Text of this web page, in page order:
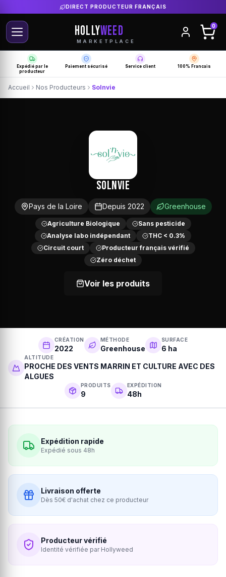
DIRECT PRODUCTEUR FRANÇAIS
HOLLYWEED
MARKETPLACE
0
Expédié par le
producteur
Paiement sécurisé Service client 100% Francais
Accueil Nos Producteurs Solnvie
Solnvie
Pays de la Loire Depuis 2022 Greenhouse
Agriculture Biologique
Sans pesticide
Analyse labo indépendant
THC < 0.3%
Circuit court
Producteur français vérifié
Zéro déchet
Voir les produits
CRÉATION
2022
MÉTHODE
Greenhouse
SURFACE
6 ha
ALTITUDE
PROCHE DES VENTS MARRIN ET CULTURE AVEC DES
ALGUES
PRODUITS
9
EXPÉDITION
48h
Expédition rapide
Expédié sous 48h
Livraison offerte
Dès 50€ d'achat chez ce producteur
Producteur vérifié
Identité vérifiée par Hollyweed